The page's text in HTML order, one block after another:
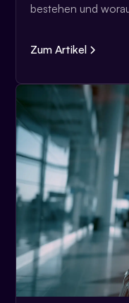
bestehen und
Zum Artikel